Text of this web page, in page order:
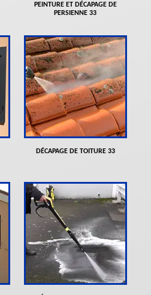
PEINTURE ET DÉCAPAGE DE
PERSIENNE 33
DÉCAPAGE DE TOITURE 33